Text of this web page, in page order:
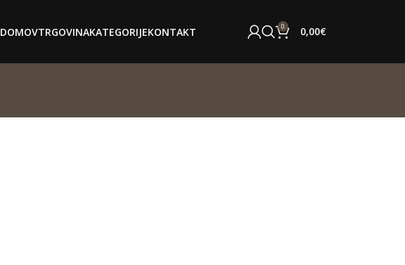
DOMOVTRGOVINAKATEGORIJEKONTAKT 0 0,00€